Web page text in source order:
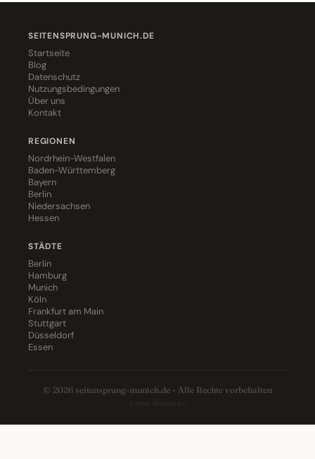
SEITENSPRUNG-MUNICH.DE
Startseite
Blog
Datenschutz
Nutzungsbedingungen
Über uns
Kontakt
REGIONEN
Nordrhein-Westfalen
Baden-Württemberg
Bayern
Berlin
Niedersachsen
Hessen
STÄDTE
Berlin
Hamburg
Munich
Köln
Frankfurt am Main
Stuttgart
Düsseldorf
Essen
© 2026 seitensprung-munich.de - Alle Rechte vorbehalten